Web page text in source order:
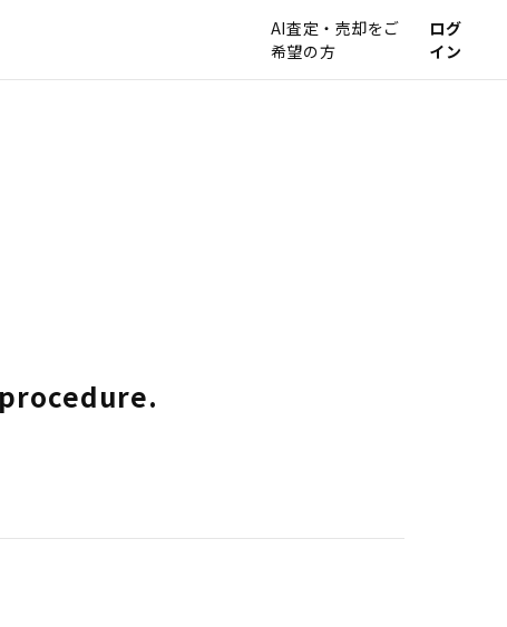
AI査定・売却をご
希望の方
ログ
イン